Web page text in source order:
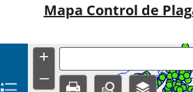
Mapa Control de